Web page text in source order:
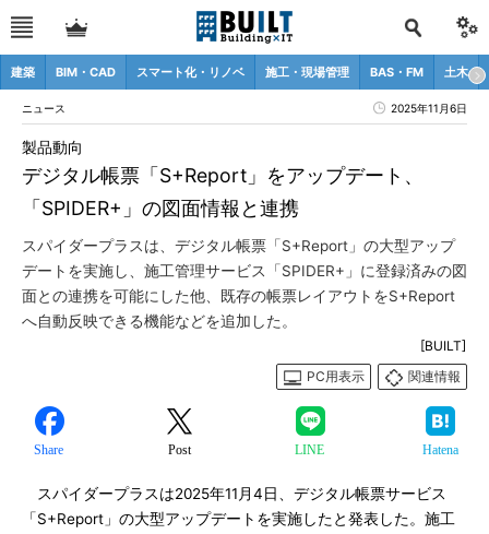
建築 BIM・CAD スマート化・リノベ 施工・現場管理 BAS・FM 土木
ニュース 2025年11月6日
デジタル帳票「S+Report」をアップデート、
「SPIDER+」の図面情報と連携
製品動向
スパイダープラスは、デジタル帳票「S+Report」の大型アップ
デートを実施し、施工管理サービス「SPIDER+」に登録済みの図
面との連携を可能にした他、既存の帳票レイアウトをS+Report
へ自動反映できる機能などを追加した。
[BUILT]
PC用表示
関連情報
Share Post LINE Hatena
スパイダープラスは2025年11月4日、デジタル帳票サービス
「S+Report」の大型アップデートを実施したと発表した。施工